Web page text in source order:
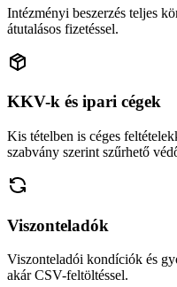
Intézményi beszerzés teljes
átutalásos fizetéssel.
KKV-k és ipari cégek
Kis tételben is céges
szabvány szerint szűrhető
Viszonteladók
Viszonteladói kondíciók és
akár CSV-feltöltéssel.